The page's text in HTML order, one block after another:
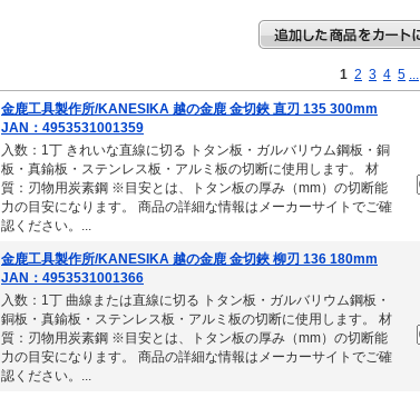
1 2 3 4 5 ...
金鹿工具製作所/KANESIKA 越の金鹿 金切鋏 直刃 135 300mm
JAN：4953531001359
入数：1丁 きれいな直線に切る トタン板・ガルバリウム鋼板・銅
板・真鍮板・ステンレス板・アルミ板の切断に使用します。 材
質：刃物用炭素鋼 ※目安とは、トタン板の厚み（mm）の切断能
力の目安になります。 商品の詳細な情報はメーカーサイトでご確
認ください。...
金鹿工具製作所/KANESIKA 越の金鹿 金切鋏 柳刃 136 180mm
JAN：4953531001366
入数：1丁 曲線または直線に切る トタン板・ガルバリウム鋼板・
銅板・真鍮板・ステンレス板・アルミ板の切断に使用します。 材
質：刃物用炭素鋼 ※目安とは、トタン板の厚み（mm）の切断能
力の目安になります。 商品の詳細な情報はメーカーサイトでご確
認ください。...